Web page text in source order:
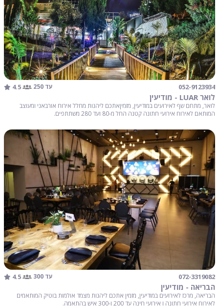
052-9123934 עד 250 4.5
לואר LUAR - מודיעין
לואר, מתחם שף לאירועים במודיעין, מזמיןאתכם ליהנות מחלל אירוח אורבאני ומעוצב
המותאם לאירוח אירועי חתונה קטנה החל מ-80 ועד 280 משתתפים.
072-3319082 עד 300 4.5
הבריאה - מודיעין
הבריאה, מרכז לאירועים במודיעין, מזמין אתכם ליהנות מצמד אולמות בוטיק המותאמים
לאירוח אירועי חתונה ו אירועי חינה עד 200 ו-300 איש בהתאמה.